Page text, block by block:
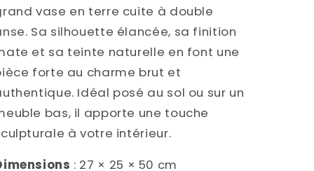
vase en terre cuite à double
Sa silhouette élancée, sa finition
et sa teinte naturelle en font une
forte au charme brut et
Idéal posé au sol ou sur un
bas, il apporte une touche
à votre intérieur.
: 27 × 25 × 50 cm